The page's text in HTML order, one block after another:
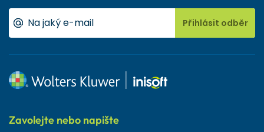
Přihlásit odběr
Zavolejte nebo napište